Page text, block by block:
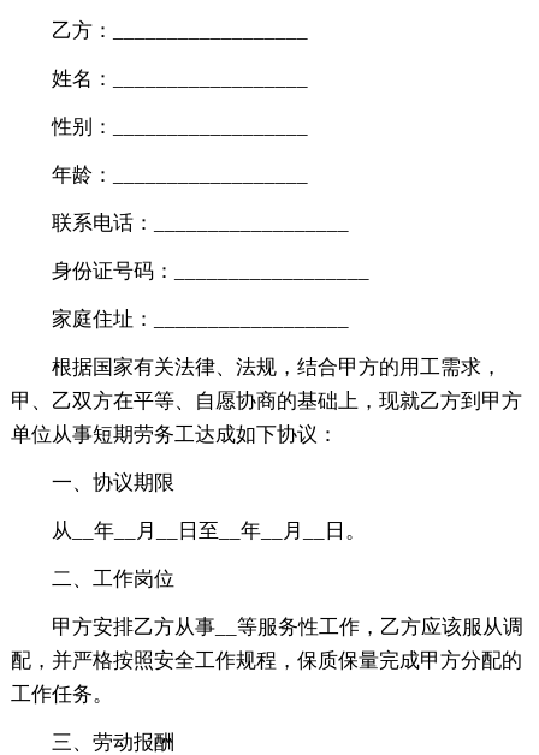
乙方：__________________
姓名：__________________
性别：__________________
年龄：__________________
联系电话：__________________
身份证号码：__________________
家庭住址：__________________
根据国家有关法律、法规，结合甲方的用工需求，
甲、乙双方在平等、自愿协商的基础上，现就乙方到甲方
单位从事短期劳务工达成如下协议：
一、协议期限
从__年__月__日至__年__月__日。
二、工作岗位
甲方安排乙方从事__等服务性工作，乙方应该服从调
配，并严格按照安全工作规程，保质保量完成甲方分配的
工作任务。
三、劳动报酬